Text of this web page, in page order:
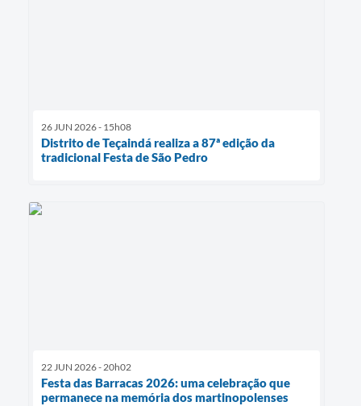
26 JUN 2026 - 15h08
Distrito de Teçaindá realiza a 87ª edição da
tradicional Festa de São Pedro
22 JUN 2026 - 20h02
Festa das Barracas 2026: uma celebração que
permanece na memória dos martinopolenses